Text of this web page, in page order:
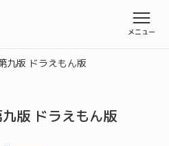
九版 ドラえもん版
版 ドラえもん版